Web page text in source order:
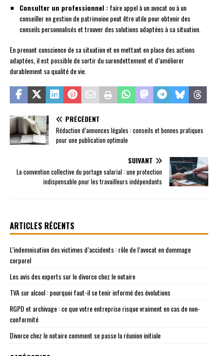
Consulter un professionnel :faire appel à un avocat ou à un
conseiller en gestion de patrimoine peut être utile pour obtenir des
conseils personnalisés et trouver des solutions adaptées à sa situation.
En prenant conscience de sa situation et en mettant en place des actions
adaptées, il est possible de sortir du surendettement et d’améliorer
durablement sa qualité de vie.
PRÉCÉDENT
Rédaction d’annonces légales : conseils et bonnes pratiques
pour une publication optimale
SUIVANT
La convention collective du portage salarial : une protection
indispensable pour les travailleurs indépendants
ARTICLES RÉCENTS
L’indemnisation des victimes d’accidents : rôle de l’avocat en dommage
corporel
Les avis des experts sur le divorce chez le notaire
TVA sur alcool : pourquoi faut-il se tenir informé des évolutions
RGPD et archivage : ce que votre entreprise risque vraiment en cas de non-
conformité
Divorce chez le notaire comment se passe la réunion initiale